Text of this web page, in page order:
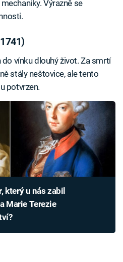
Výrazně se
vínku dlouhý život. Za smrtí
stály neštovice, ale tento
potvrzen.
který u nás zabil
Marie Terezie